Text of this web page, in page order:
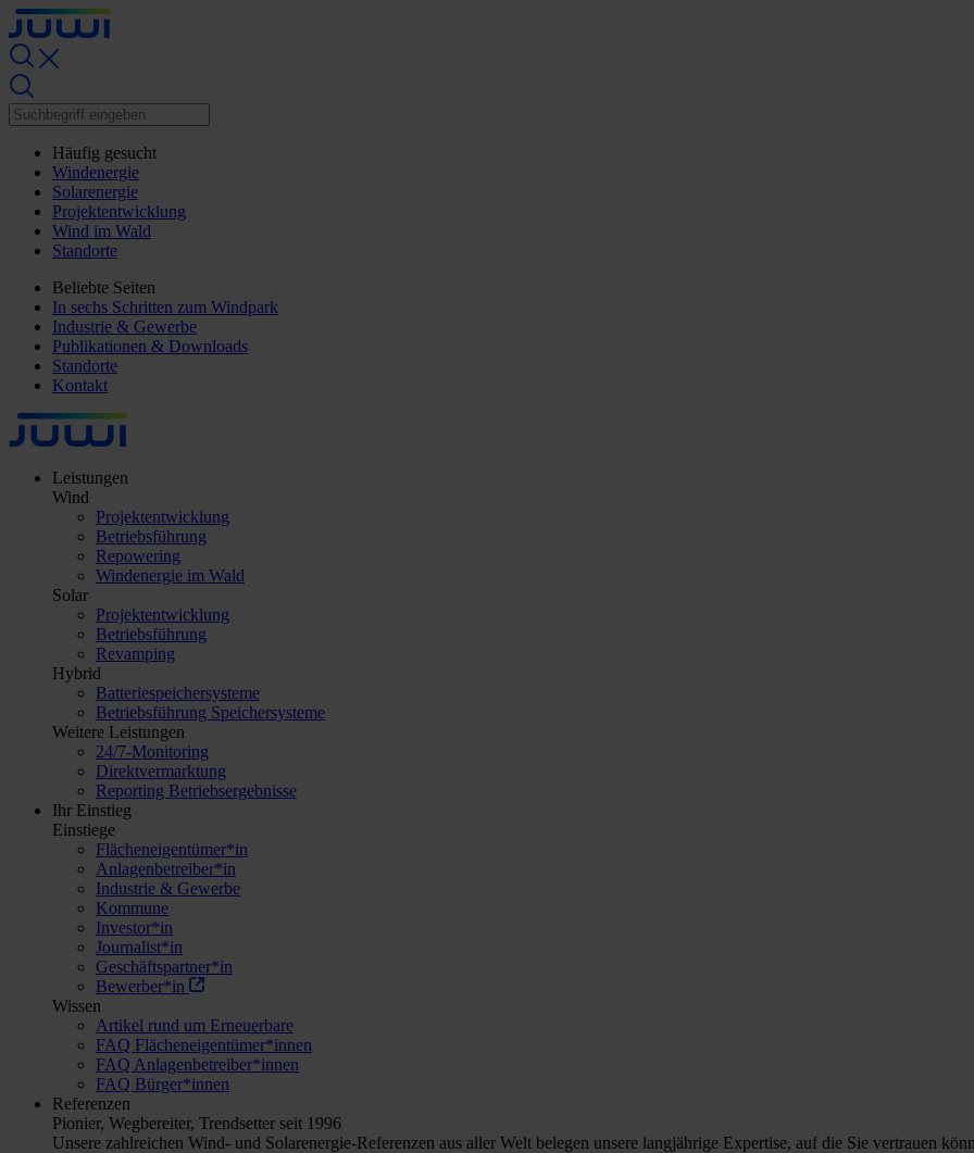
Häufig gesucht
Windenergie
Solarenergie
Projektentwicklung
Wind im Wald
Standorte
Beliebte Seiten
In sechs Schritten zum Windpark
Industrie & Gewerbe
Publikationen & Downloads
Standorte
Kontakt
Leistungen
Wind
Projektentwicklung
Betriebsführung
Repowering
Windenergie im Wald
Solar
Projektentwicklung
Betriebsführung
Revamping
Hybrid
Batteriespeichersysteme
Betriebsführung Speichersysteme
Weitere Leistungen
24/7-Monitoring
Direktvermarktung
Reporting Betriebsergebnisse
Ihr Einstieg
Einstiege
Flächeneigentümer*in
Anlagenbetreiber*in
Industrie & Gewerbe
Kommune
Investor*in
Journalist*in
Geschäftspartner*in
Bewerber*in
Wissen
Artikel rund um Erneuerbare
FAQ Flächeneigentümer*innen
FAQ Anlagenbetreiber*innen
FAQ Bürger*innen
Referenzen
Pionier, Wegbereiter, Trendsetter seit 1996
Unsere zahlreichen Wind- und Solarenergie-Referenzen aus aller Welt belegen unsere langjährige Expertise, auf die Sie vertrauen